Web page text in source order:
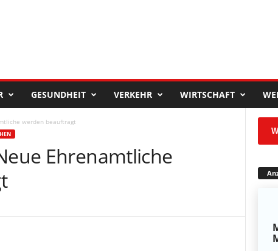
GESUNDHEIT VERKEHR WIRTSCHAFT
werden beauftragt
Ehrenamtliche